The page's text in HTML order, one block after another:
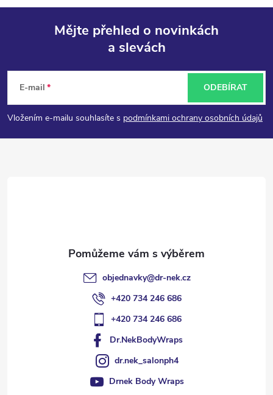
p
a
Mějte přehled o novinkách
a slevách
E-mail
Vložením e-mailu souhlasíte s podmínkami ochrany osobních údajů
ODEBÍRAT
objednavky@dr-nek.cz
+420 734 246 686
+420 734 246 686
Dr.NekBodyWraps
dr.nek_salonph4
Drnek Body Wraps